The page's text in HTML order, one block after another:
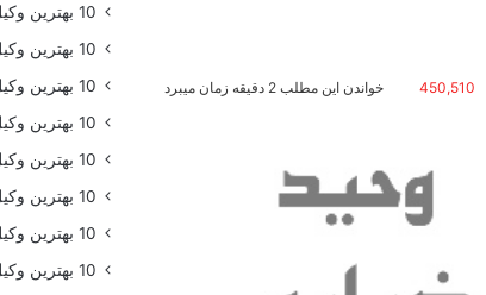
450,510 خواندن این مطلب 2 دقیقه زمان میبرد
10 بهترین وکیل چمستان ⚖️ update 2026
10 بهترین وکیل خلخال 🥇【آپدیت جدید】⚖️
10 بهترین وکیل شاهین شهر🥇【آپدیت جدید】⚖️
10 بهترین وکیل طلاق توافقی کرج 🥇【آپدیت جدید】⚖️
10 بهترین وکیل طلاق کرج 🥇【آپدیت جدید】⚖️
10 بهترین وکیل کیفری کرج 🥇【آپدیت جدید】⚖️
10 بهترین وکیل لاهیجان کیست ؟🥇【آپدیت جدید】⚖️
10 بهترین وکیل لنگرود🥇【آپدیت جدید】⚖️